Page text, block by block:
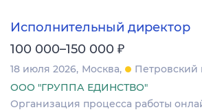
Исполнительный директор
100 000–150 000 ₽
18 июля 2026 Москва
Петровский
ООО "ГРУППА ЕДИНСТВО"
Организация процесса работы